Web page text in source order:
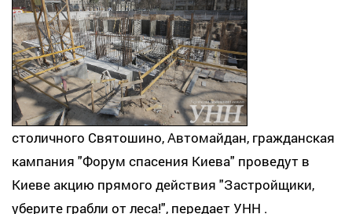
столичного Святошино, Автомайдан, гражданская
кампания "Форум спасения Киева" проведут в
Киеве акцию прямого действия "Застройщики,
уберите грабли от леса!", передаетУНН .